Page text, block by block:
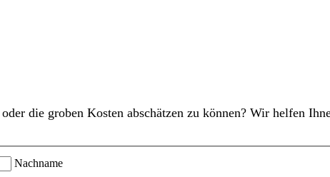
die groben Kosten abschätzen zu können? Wir helfen
Nachname